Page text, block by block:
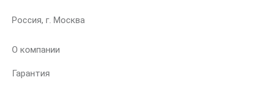
Россия, г. Москва
О компании
Гарантия